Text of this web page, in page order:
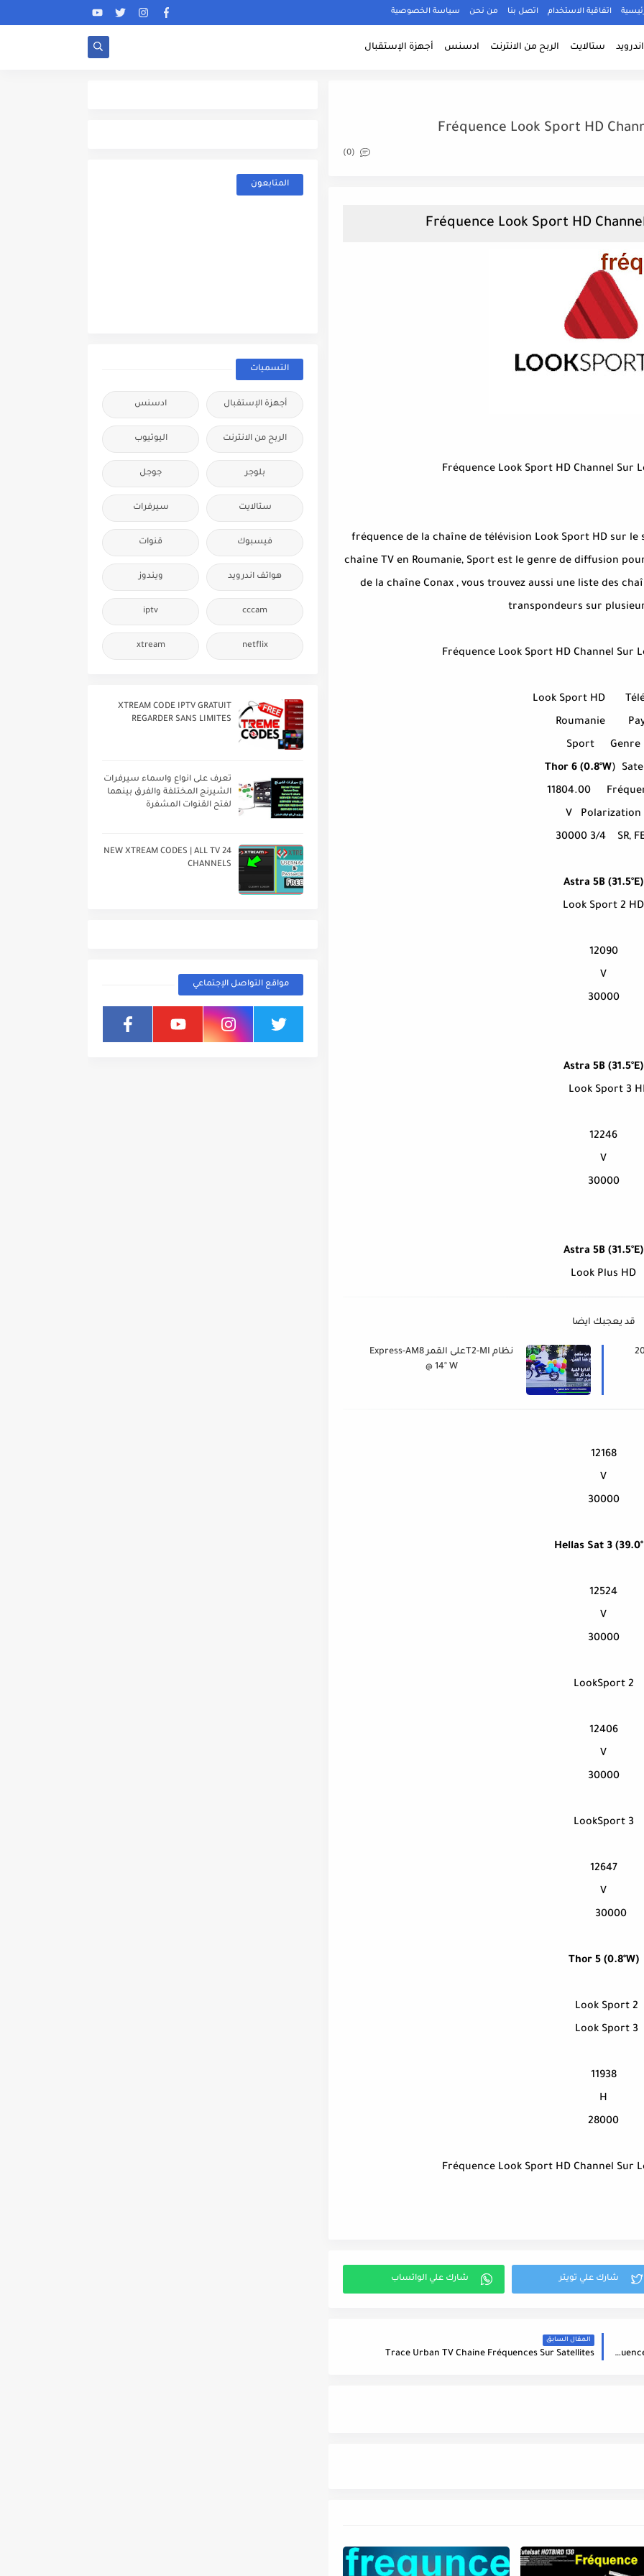
اتفاقية الاستخدام اتصل بنا من نحن سياسة الخصوصية
ستالايت الربح من الانترنت ادسنس أجهزة الإستقبال
Fréquence Look Sport HD
(0)
Fréquence Look Sport HD Channel Sur
fréquence de la chaîne de télévision Look Sport HD sur le
chaîne TV en Roumanie, Sport est le genre de diffusion
de la chaîne Conax , vous trouvez aussi une liste des
transpondeurs sur
Fréquence Look Sport HD Channel Sur
Look Sport HD
Roumanie
Genre
Sport
Thor 6 (0.8°W)
11804.00
Polarization
V
SR,
30000 3/4
Astra 5B (31.5°E)
Look Sport 2 HD
12090
V
30000
Astra 5B (31.5°E)
Look Sport 3
12246
V
30000
Astra 5B (31.5°E)
Look Plus HD
قد يعجبك ايضا
2022
نظام T2-MIعلى القمر Express-AM8
@ 14° W
12168
V
30000
Hellas Sat 3
12524
V
30000
LookSport 2
12406
V
30000
LookSport 3
12647
V
30000
Thor 5 (0.8°W)
Look Sport 2
Look Sport 3
11938
H
28000
Fréquence Look Sport HD Channel Sur
Fréquence Spiler TV Channel Sur Le Satellite Thor 6 (0.8°W) - تردد قناة
المقال السابق
Trace Urban TV Chaine Fréquences Sur Satellites
المتابعون
التسميات
أجهزة الإستقبال ادسنس
الربح من الانترنت اليوتيوب
بلوجر جوجل
ستالايت سيرفرات
فيسبوك قنوات
هواتف اندرويد ويندوز
cccam
iptv
netflix
xtream
XTREAM CODE IPTV GRATUIT
REGARDER SANS LIMITES
تعرف على انواع واسماء سيرفرات
الشيرنج المختلفة والفرق بينهما
لفتح القنوات المشفرة
24 NEW XTREAM CODES | ALL TV
CHANNELS
مواقع التواصل الإجتماعي